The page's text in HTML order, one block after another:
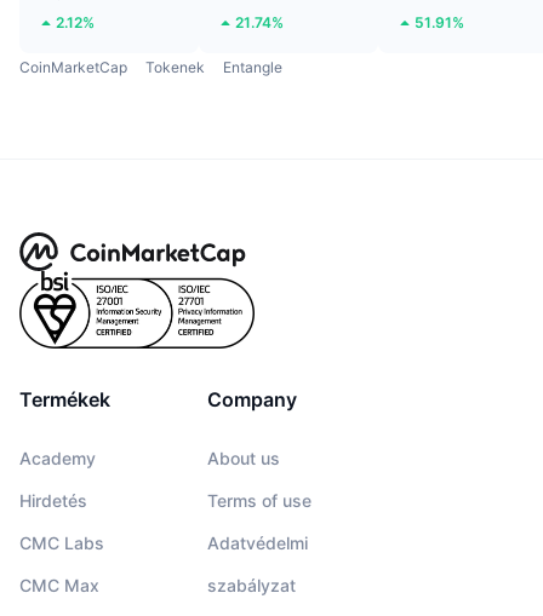
2.12% 21.74% 51.91%
CoinMarketCap Tokenek Entangle
Termékek
Academy
Hirdetés
CMC Labs
CMC Max
Company
About us
Terms of use
Adatvédelmi
szabályzat